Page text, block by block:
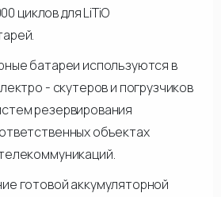
циклов для LiTiO
батареи используются в
- скутеров и погрузчиков
резервирования
объектах
готовой аккумуляторной